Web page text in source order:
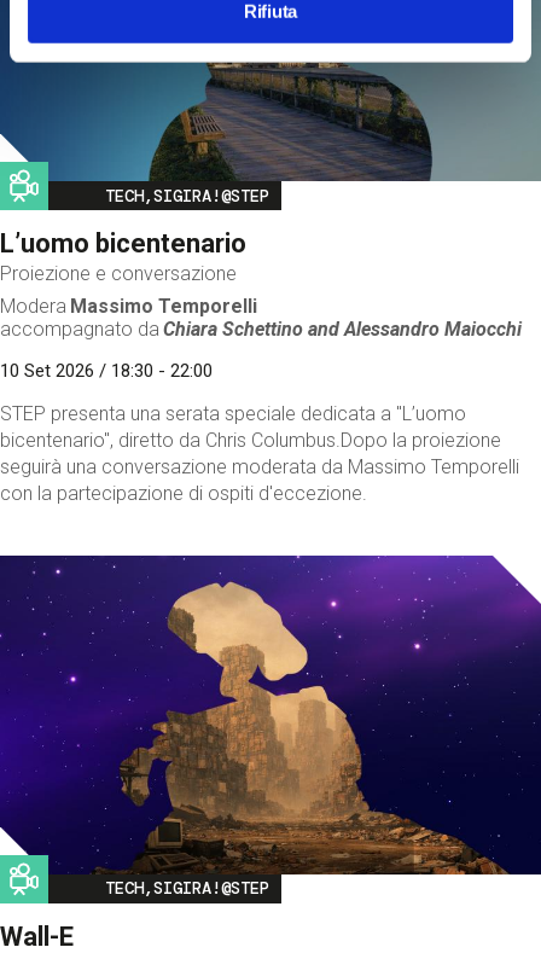
Rifiuta
Image
TECH,SIGIRA!@STEP
L’uomo bicentenario
Proiezione e conversazione
Modera Massimo Temporelli
accompagnato da Chiara Schettino andAlessandro Maiocchi
10 Set 2026 / 18:30 - 22:00
STEP presenta una serata speciale dedicata a "L’uomo
bicentenario", diretto da Chris Columbus.Dopo la proiezione
seguirà una conversazione moderata da Massimo Temporelli
con la partecipazione di ospiti d'eccezione.
Image
TECH,SIGIRA!@STEP
Wall-E